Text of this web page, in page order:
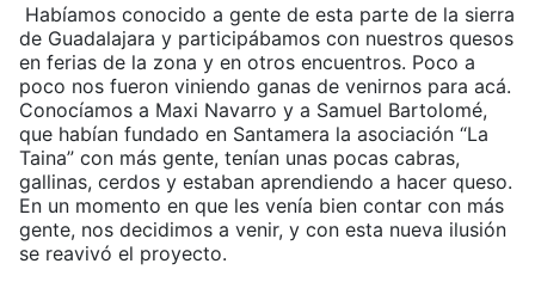
Habíamos conocido a gente de esta parte de la sierra
de Guadalajara y participábamos con nuestros quesos
en ferias de la zona y en otros encuentros. Poco a
poco nos fueron viniendo ganas de venirnos para acá.
Conocíamos a Maxi Navarro y a Samuel Bartolomé,
que habían fundado en Santamera la asociación “La
Taina” con más gente, tenían unas pocas cabras,
gallinas, cerdos y estaban aprendiendo a hacer queso.
En un momento en que les venía bien contar con más
gente, nos decidimos a venir, y con esta nueva ilusión
se reavivó el proyecto.